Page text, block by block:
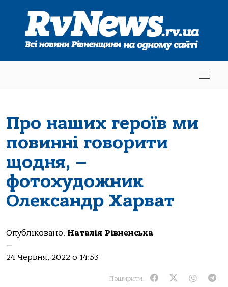
Про наших героїв ми
повинні говорити
щодня, –
фотохудожник
Олександр Харват
Опубліковано: Наталія Рівненська
—
24 Червня, 2022 о 14:53
Поширити: